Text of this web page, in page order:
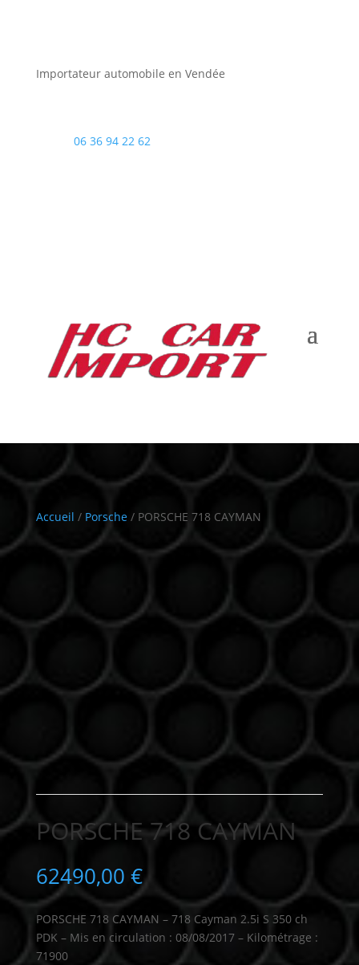
Importateur automobile en Vendée
06 36 94 22 62
Accueil / Porsche/ PORSCHE 718 CAYMAN
PORSCHE 718 CAYMAN
62490,00 €
PORSCHE 718 CAYMAN – 718 Cayman 2.5i S 350 ch
PDK – Mis en circulation : 08/08/2017 – Kilométrage :
71900